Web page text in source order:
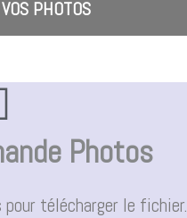
PHOTOS
Photos
télécharger le fichier.